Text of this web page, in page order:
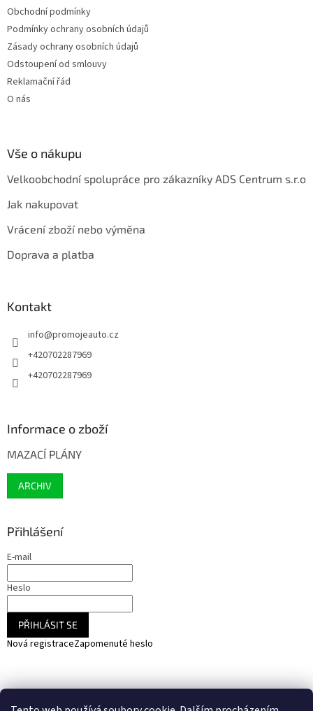
Obchodní podmínky
Podmínky ochrany osobních údajů
Zásady ochrany osobních údajů
Odstoupení od smlouvy
Reklamační řád
O nás
Vše o nákupu
Velkoobchodní spolupráce pro zákazníky ADS Centrum s.r.o
Jak nakupovat
Vrácení zboží nebo výměna
Doprava a platba
Kontakt
info@promojeauto.cz
+420702287969
+420702287969
Informace o zboží
MAZACÍ PLÁNY
ARCHIV
Přihlášení
E-mail
Heslo
PŘIHLÁSIT SE
Nová registraceZapomenuté heslo